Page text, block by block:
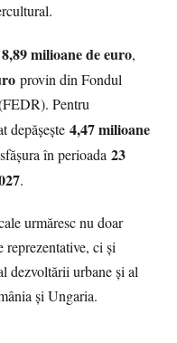
8,89 milioane de euro,
provin din Fondul
Pentru
depășește 4,47 milioane
în perioada 23
.
urmăresc nu doar
ci și
dezvoltării urbane și al
și Ungaria.